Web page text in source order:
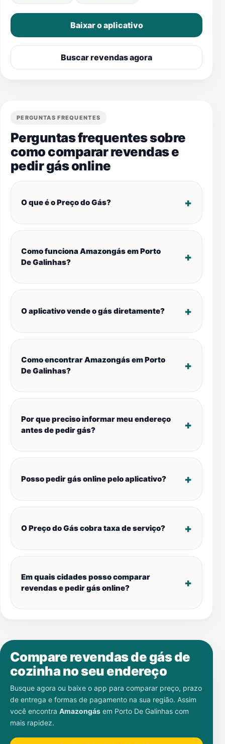
Baixar o aplicativo
Buscar revendas agora
PERGUNTAS FREQUENTES
Perguntas frequentes sobre
como comparar revendas e
pedir gás online
O que é o Preço do Gás?
Como funciona Amazongás em Porto
De Galinhas?
O aplicativo vende o gás diretamente?
Como encontrar Amazongás em Porto
De Galinhas?
Por que preciso informar meu endereço
antes de pedir gás?
Posso pedir gás online pelo aplicativo?
O Preço do Gás cobra taxa de serviço?
Em quais cidades posso comparar
revendas e pedir gás online?
Compare revendas de gás de
cozinha no seu endereço
Busque agora ou baixe o app para comparar preço, prazo
de entrega e formas de pagamento na sua região. Assim
você encontra Amazongás em Porto De Galinhas com
mais rapidez.